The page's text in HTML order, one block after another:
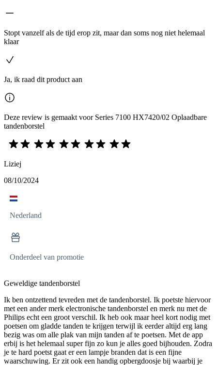
Stopt vanzelf als de tijd erop zit, maar dan soms nog niet helemaal
klaar
Ja, ik raad dit product aan
Deze review is gemaakt voor Series 7100 HX7420/02 Oplaadbare
tandenborstel
Liziej
08/10/2024
Nederland
Onderdeel van promotie
Geweldige tandenborstel
Ik ben ontzettend tevreden met de tandenborstel. Ik poetste hiervoor
met een ander merk electronische tandenborstel en merk nu met de
Philips echt een groot verschil. Ik heb ook maar heel kort nodig met
poetsen om gladde tanden te krijgen terwijl ik eerder altijd erg lang
bezig was om alle plak van mijn tanden af te poetsen. Met de app
erbij is het helemaal super fijn zo kun je alles goed bijhouden. Zodra
je te hard poetst gaat er een lampje branden dat is een fijne
waarschuwing. Er zit ook een handig opbergdoosje bij waarbij je